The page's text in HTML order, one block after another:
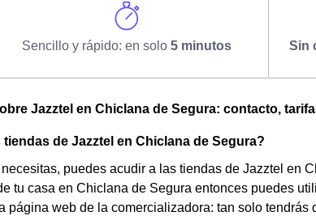
Sencillo y rápido: en solo 5 minutos Sin
Jazztel en Chiclana de Segura: contacto,
de Jazztel en Chiclana de Segura?
puedes acudir a las tiendas de Jazztel en
tu casa en Chiclana de Segura entonces puedes
página web de la comercializadora: tan solo